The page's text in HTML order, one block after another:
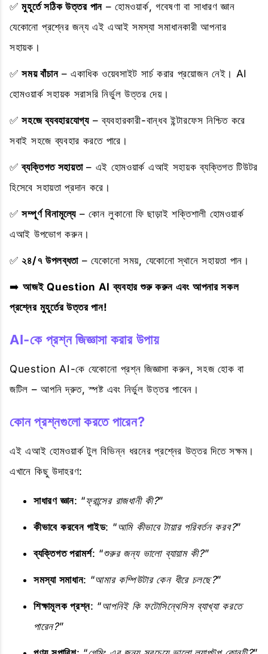
✅মুহূর্তে সঠিক উত্তর পান– হোমওয়ার্ক, গবেষণা বা সাধারণ জ্ঞান
যেকোনো প্রশ্নের জন্য এই এআই সমস্যা সমাধানকারী আপনার
সহায়ক।
✅সময় বাঁচান– একাধিক ওয়েবসাইট সার্চ করার প্রয়োজন নেই। AI
হোমওয়ার্ক সহায়ক সরাসরি নির্ভুল উত্তর দেয়।
✅সহজে ব্যবহারযোগ্য– ব্যবহারকারী-বান্ধব ইন্টারফেস নিশ্চিত করে
সবাই সহজে ব্যবহার করতে পারে।
✅ব্যক্তিগত সহায়তা– এই হোমওয়ার্ক এআই সহায়ক ব্যক্তিগত টিউটর
হিসেবে সহায়তা প্রদান করে।
✅সম্পূর্ণ বিনামূল্যে – কোন লুকানো ফি ছাড়াই শক্তিশালী হোমওয়ার্ক
এআই উপভোগ করুন।
✅২৪/৭ উপলব্ধতা – যেকোনো সময়, যেকোনো স্থানে সহায়তা পান।
➡️আজই Question AI ব্যবহার শুরু করুন এবং আপনার সকল
প্রশ্নের মুহূর্তের উত্তর পান!
AI-কে প্রশ্ন জিজ্ঞাসা করার উপায়
Question AI-কে যেকোনো প্রশ্ন জিজ্ঞাসা করুন, সহজ হোক বা
জটিল – আপনি দ্রুত, স্পষ্ট এবং নির্ভুল উত্তর পাবেন।
কোন প্রশ্নগুলো করতে পারেন?
এই এআই হোমওয়ার্ক টুল বিভিন্ন ধরনের প্রশ্নের উত্তর দিতে সক্ষম।
এখানে কিছু উদাহরণ:
সাধারণ জ্ঞান: “ফ্রান্সের রাজধানী কী?”
কীভাবে করবেন গাইড: “আমি কীভাবে টায়ার পরিবর্তন করব?”
ব্যক্তিগত পরামর্শ: “শুরুর জন্য ভালো ব্যায়াম কী?”
সমস্যা সমাধান: “আমার কম্পিউটার কেন ধীরে চলছে?”
শিক্ষামূলক প্রশ্ন: “আপনিই কি ফটোসিন্থেসিস ব্যাখ্যা করতে
পারেন?”